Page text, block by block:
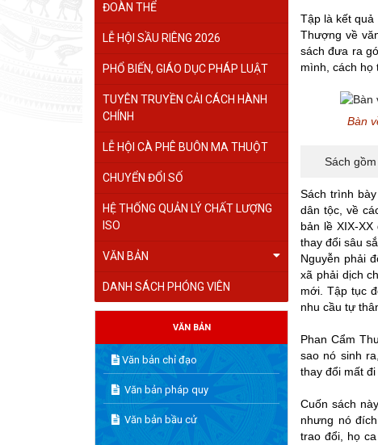
ĐOÀN THỂ
LỄ HỘI SẦU RIÊNG 2026
PHỔ BIẾN, GIÁO DỤC PHÁP LUẬT
TUYÊN TRUYỀN CẢI CÁCH HÀNH
CHÍNH
LỄ HỘI CÀ PHÊ BUÔN MA THUỘT
CHUYỂN ĐỔI SỐ
HỆ THỐNG QUẢN LÝ CHẤT LƯỢNG
ISO
VĂN BẢN
DANH SÁCH PHÓNG VIÊN
VĂN BẢN
Văn bản chỉ đạo
Văn bản pháp quy
Văn bản bầu cử
Tập là kết
Thượng về
sách đưa ra
mình, cách họ
Bàn
Sách
Sách trình
dân tộc, về
bản lề XIX-
thay đổi sâu
Nguyễn phải
xã phải dịch
mới. Tập tục
nhu cầu tự
Phan Cẩm
sao nó sinh
thay đổi mất
Cuốn sách
nhưng nó
trao đổi, họ